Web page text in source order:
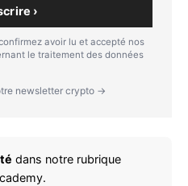
›
avoir lu et accepté nos
le traitement des données
newsletter crypto →
dans notre rubrique